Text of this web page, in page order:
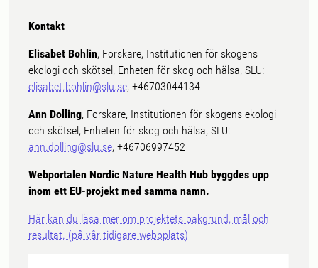
Kontakt
Elisabet Bohlin, Forskare, Institutionen för skogens
ekologi och skötsel, Enheten för skog och hälsa, SLU:
elisabet.bohlin@slu.se, +46703044134
Ann Dolling, Forskare, Institutionen för skogens ekologi
och skötsel, Enheten för skog och hälsa, SLU:
ann.dolling@slu.se, +46706997452
Webportalen Nordic Nature Health Hub byggdes upp
inom ett EU-projekt med samma namn.
Här kan du läsa mer om projektets bakgrund, mål och
resultat. (på vår tidigare webbplats)